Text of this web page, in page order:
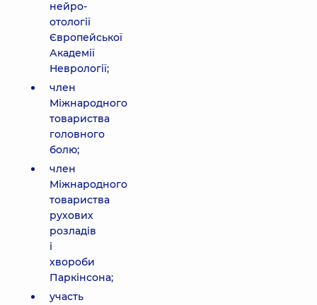
нейро-
отології
Європейської
Академії
Неврології;
член
Міжнародного
товариства
головного
болю;
член
Міжнародного
товариства
рухових
розладів
і
хвороби
Паркінсона;
участь